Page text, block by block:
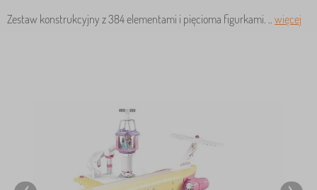
Zestaw konstrukcyjny z 384 elementami i pięcioma figurkami. .. więcej